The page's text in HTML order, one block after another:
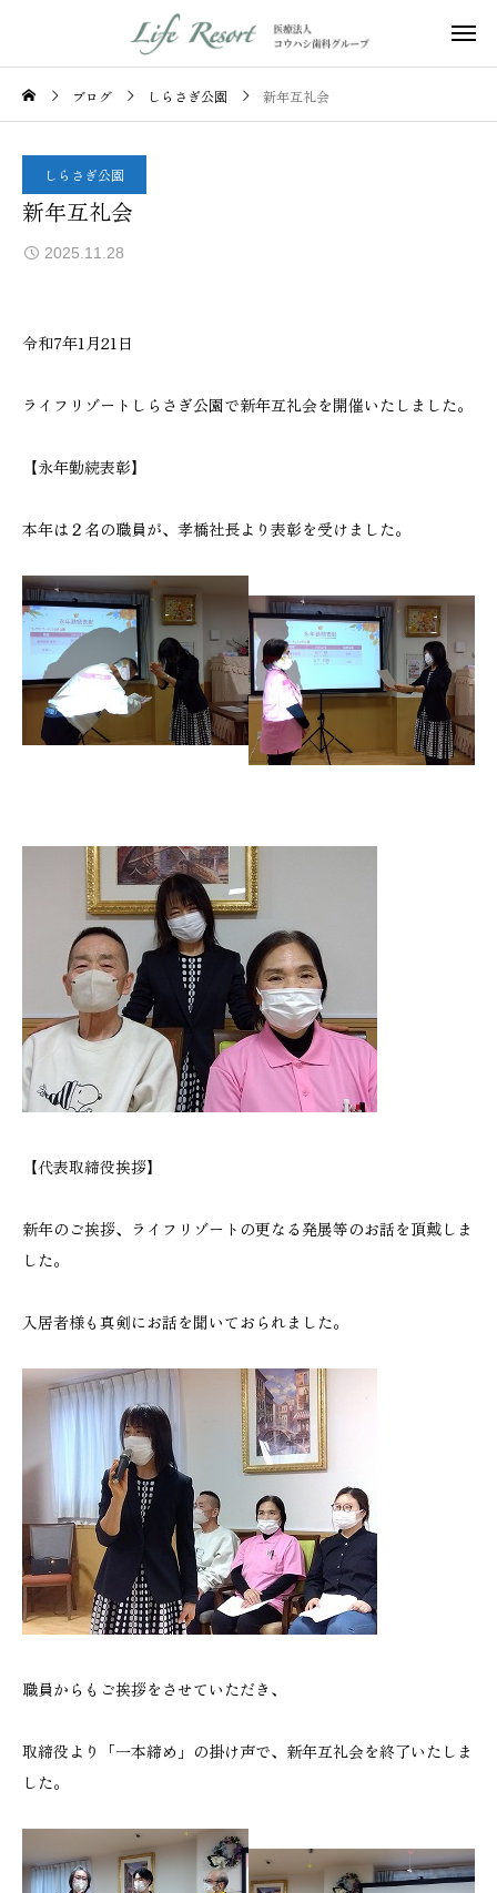
ブログ しらさぎ公園 新年互礼会
しらさぎ公園
新年互礼会
2025.11.28
令和7年1月21日
ライフリゾートしらさぎ公園で新年互礼会を開催いたしました。
【永年勤続表彰】
本年は２名の職員が、孝橋社長より表彰を受けました。
【代表取締役挨拶】
新年のご挨拶、ライフリゾートの更なる発展等のお話を頂戴しま
した。
入居者様も真剣にお話を聞いておられました。
職員からもご挨拶をさせていただき、
取締役より「一本締め」の掛け声で、新年互礼会を終了いたしま
した。